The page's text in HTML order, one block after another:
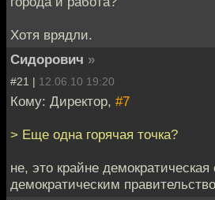
Хотя врядли.
Сидорович »
#21 | 12.06.10 19:20
Кому: Директор, #7
> Еще одна горячая точка?
не, это крайне демократическая
демократическим